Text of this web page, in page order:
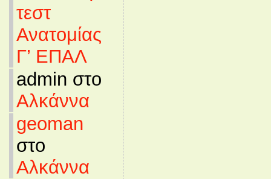
τεστ
Ανατομίας
Γ’ ΕΠΑΛ
admin στο
Αλκάννα
geoman
στο
Αλκάννα